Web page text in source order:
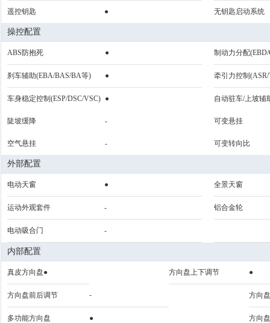
遥控钥匙 ● 无钥匙启动系统
操控配置
ABS防抱死 ● 制动力分配
刹车辅助(EBA/BAS/BA等) ● 牵引力控制(ASR/
车身稳定控制(ESP/DSC/VSC) ● 自动驻车/上坡辅
陡坡缓降 - 可变悬挂
空气悬挂 - 可变转向比
外部配置
电动天窗 ● 全景天窗
运动外观套件 - 铝合金轮
电动吸合门 -
内部配置
真皮方向盘● 方向盘上下调节 ●
方向盘前后调节 - 方向
多功能方向盘 ● 方向